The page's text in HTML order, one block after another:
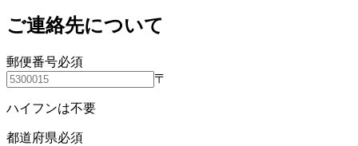
ご連絡先について
郵便番号必須
〒
ハイフンは不要
都道府県必須